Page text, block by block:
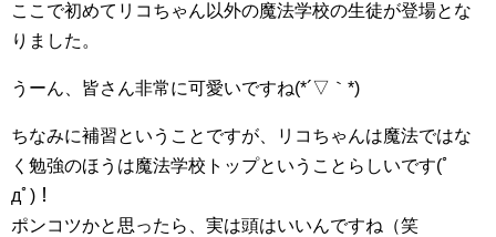
ここで初めてリコちゃん以外の魔法学校の生徒が登場とな
りました。
うーん、皆さん非常に可愛いですね(*´▽｀*)
ちなみに補習ということですが、リコちゃんは魔法ではな
く勉強のほうは魔法学校トップということらしいです(ﾟ
дﾟ)！
ポンコツかと思ったら、実は頭はいいんですね（笑